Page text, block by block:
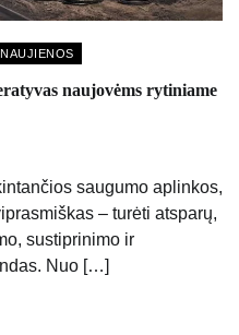
naujovėms rytiniame
saugumo aplinkos,
– turėti atsparų,
sustiprinimo ir
Nuo […]